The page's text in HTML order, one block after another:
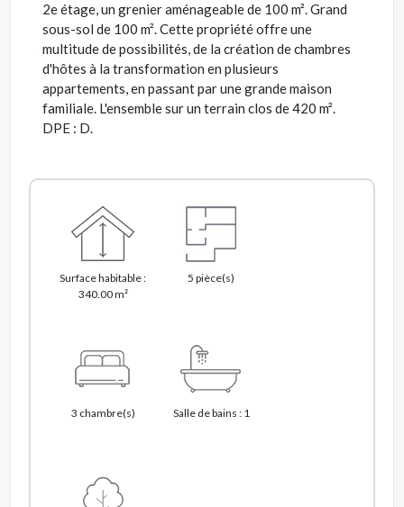
2e étage, un grenier aménageable de 100 m². Grand
sous-sol de 100 m². Cette propriété offre une
multitude de possibilités, de la création de chambres
d'hôtes à la transformation en plusieurs
appartements, en passant par une grande maison
familiale. L'ensemble sur un terrain clos de 420 m².
DPE : D.
Surface habitable :
340.00 m²
5 pièce(s)
3 chambre(s) Salle de bains : 1